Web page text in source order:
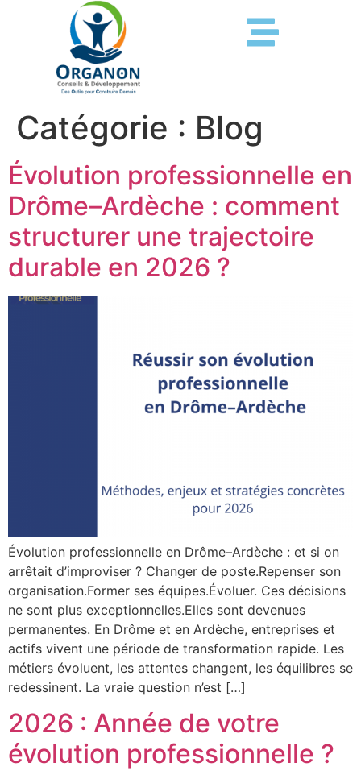
Catégorie : Blog
Évolution professionnelle en
Drôme–Ardèche : comment
structurer une trajectoire
durable en 2026 ?
Évolution professionnelle en Drôme–Ardèche : et si on
arrêtait d’improviser ? Changer de poste.Repenser son
organisation.Former ses équipes.Évoluer. Ces décisions
ne sont plus exceptionnelles.Elles sont devenues
permanentes. En Drôme et en Ardèche, entreprises et
actifs vivent une période de transformation rapide. Les
métiers évoluent, les attentes changent, les équilibres se
redessinent. La vraie question n’est […]
2026 : Année de votre
évolution professionnelle ?